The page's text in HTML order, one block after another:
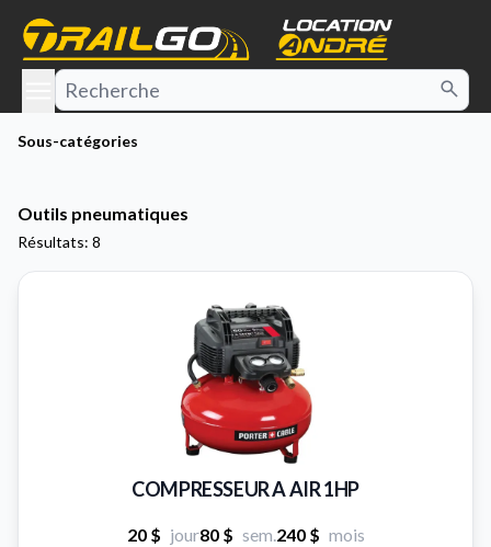
menu
Sous-catégories
Outils pneumatiques
Résultats: 8
COMPRESSEUR A AIR 1HP
20 $ jour80 $ sem.240 $ mois